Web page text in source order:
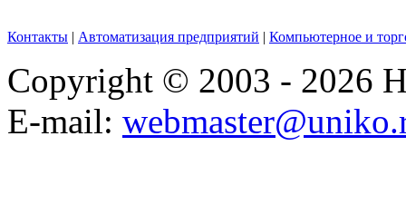
Контакты | Автоматизация предприятий | Компьютерное и
Copyright © 2003 - 2026
E-mail: